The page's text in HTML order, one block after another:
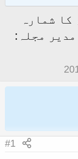
الاساتذہ مئی 2018ء کا شمارہ
مجلہ:
#1